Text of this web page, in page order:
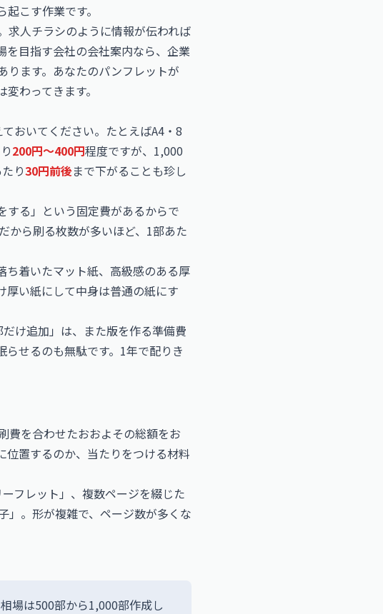
こす作業です。
求人チラシのように情報が伝われば
を目指す会社の会社案内なら、企業
ります。あなたのパンフレットが
わってきます。
おいてください。たとえばA4・8
200円〜400円程度ですが、1,000
り30円前後まで下がることも珍し
する」という固定費があるからで
から刷る枚数が多いほど、1部あた
ち着いたマット紙、高級感のある厚
厚い紙にして中身は普通の紙にす
け追加」は、また版を作る準備費
せるのも無駄です。1年で配りき
費を合わせたおおよその総額をお
置するのか、当たりをつける材料
フレット」、複数ページを綴じた
」。形が複雑で、ページ数が多くな
場は500部から1,000部作成し